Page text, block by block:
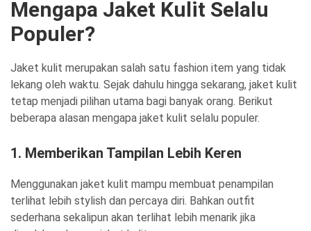
Mengapa Jaket Kulit Selalu
Populer?
Jaket kulit merupakan salah satu fashion item yang tidak
lekang oleh waktu. Sejak dahulu hingga sekarang, jaket kulit
tetap menjadi pilihan utama bagi banyak orang. Berikut
beberapa alasan mengapa jaket kulit selalu populer.
1. Memberikan Tampilan Lebih Keren
Menggunakan jaket kulit mampu membuat penampilan
terlihat lebih stylish dan percaya diri. Bahkan outfit
sederhana sekalipun akan terlihat lebih menarik jika